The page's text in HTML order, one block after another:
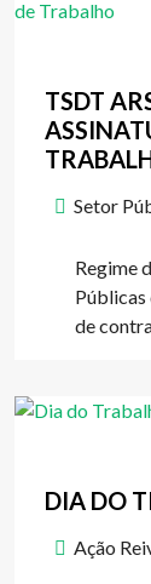
TSDT
Setor
Regime
Públicas
de
DIA DO
Ação